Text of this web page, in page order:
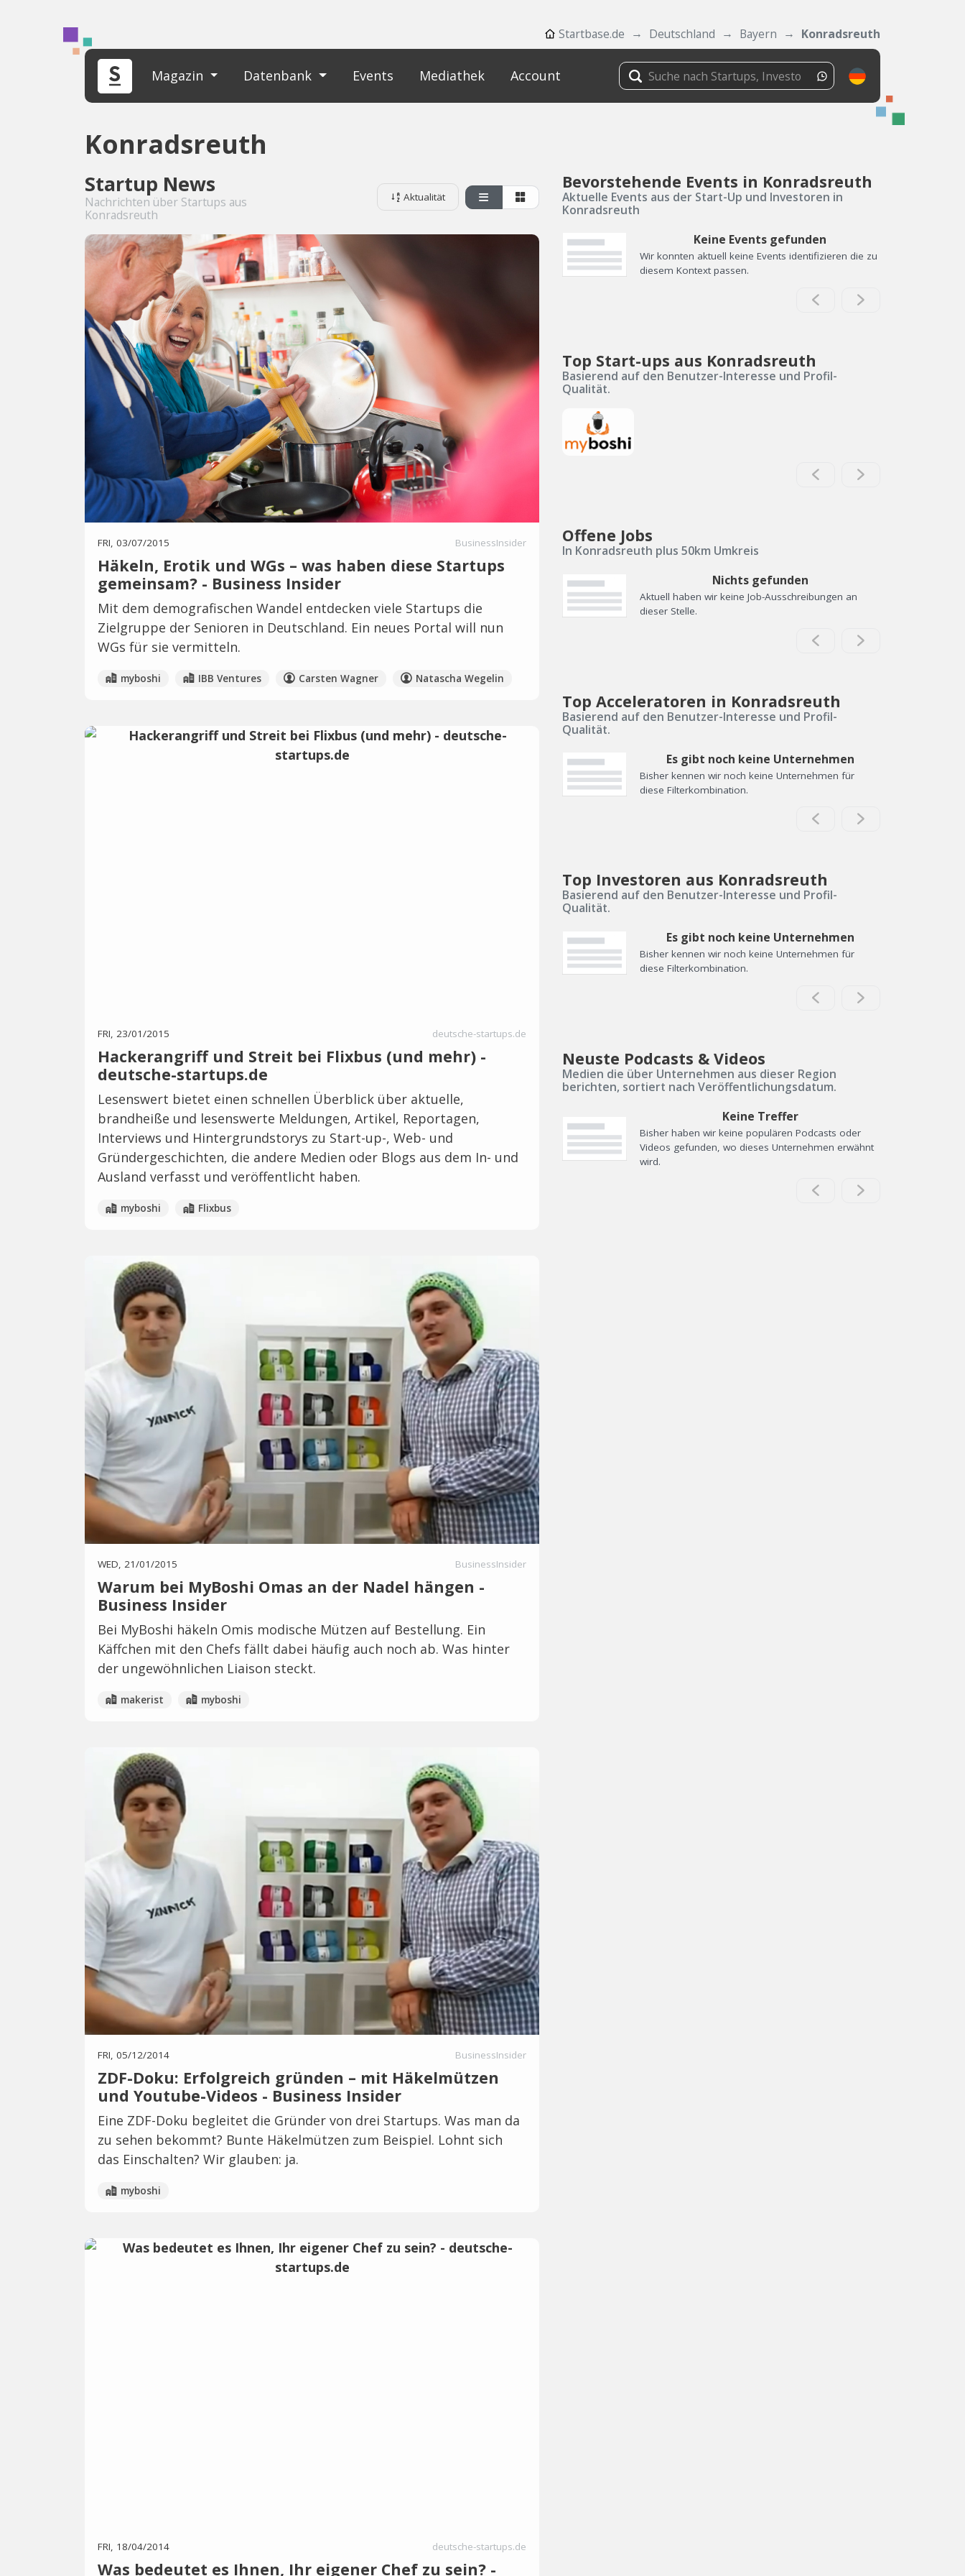
Startbase.de Deutschland Bayern Konradsreuth
Magazin Datenbank Events Mediathek Account
Konradsreuth
Startup News
Nachrichten über Startups aus
Konradsreuth
Aktualität
FRI, 03/07/2015 BusinessInsider
Häkeln, Erotik und WGs – was haben diese Startups
gemeinsam? - Business Insider
Mit dem demografischen Wandel entdecken viele Startups die
Zielgruppe der Senioren in Deutschland. Ein neues Portal will nun
WGs für sie vermitteln.
myboshi IBB Ventures Carsten Wagner Natascha Wegelin
FRI, 23/01/2015 deutsche-startups.de
Hackerangriff und Streit bei Flixbus (und mehr) -
deutsche-startups.de
Lesenswert bietet einen schnellen Überblick über aktuelle,
brandheiße und lesenswerte Meldungen, Artikel, Reportagen,
Interviews und Hintergrundstorys zu Start-up-, Web- und
Gründergeschichten, die andere Medien oder Blogs aus dem In- und
Ausland verfasst und veröffentlicht haben.
myboshi Flixbus
WED, 21/01/2015 BusinessInsider
Warum bei MyBoshi Omas an der Nadel hängen -
Business Insider
Bei MyBoshi häkeln Omis modische Mützen auf Bestellung. Ein
Käffchen mit den Chefs fällt dabei häufig auch noch ab. Was hinter
der ungewöhnlichen Liaison steckt.
makerist myboshi
FRI, 05/12/2014 BusinessInsider
ZDF-Doku: Erfolgreich gründen – mit Häkelmützen
und Youtube-Videos - Business Insider
Eine ZDF-Doku begleitet die Gründer von drei Startups. Was man da
zu sehen bekommt? Bunte Häkelmützen zum Beispiel. Lohnt sich
das Einschalten? Wir glauben: ja.
myboshi
FRI, 18/04/2014 deutsche-startups.de
Was bedeutet es Ihnen, Ihr eigener Chef zu sein? -
Bevorstehende Events in Konradsreuth
Aktuelle Events aus der Start-Up und Investoren in
Konradsreuth
Keine Events gefunden
Wir konnten aktuell keine Events identifizieren die zu
diesem Kontext passen.
Top Start-ups aus Konradsreuth
Basierend auf den Benutzer-Interesse und Profil-
Qualität.
Offene Jobs
In Konradsreuth plus 50km Umkreis
Nichts gefunden
Aktuell haben wir keine Job-Ausschreibungen an
dieser Stelle.
Top Acceleratoren in Konradsreuth
Basierend auf den Benutzer-Interesse und Profil-
Qualität.
Es gibt noch keine Unternehmen
Bisher kennen wir noch keine Unternehmen für
diese Filterkombination.
Top Investoren aus Konradsreuth
Basierend auf den Benutzer-Interesse und Profil-
Qualität.
Es gibt noch keine Unternehmen
Bisher kennen wir noch keine Unternehmen für
diese Filterkombination.
Neuste Podcasts & Videos
Medien die über Unternehmen aus dieser Region
berichten, sortiert nach Veröffentlichungsdatum.
Keine Treffer
Bisher haben wir keine populären Podcasts oder
Videos gefunden, wo dieses Unternehmen erwähnt
wird.